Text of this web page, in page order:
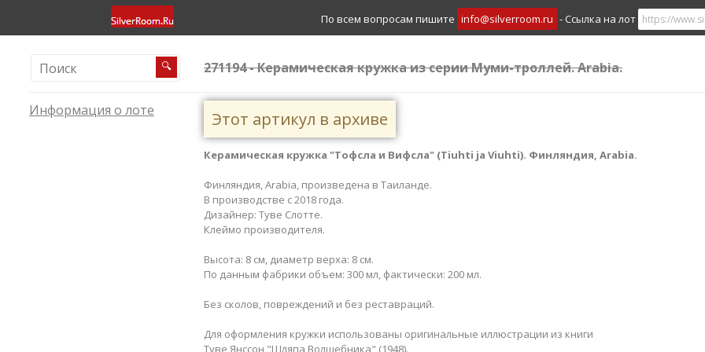
По всем вопросам пишите info@silverroom.ru - Ссылка на лот
🔍 271194 - Керамическая кружка из серии Муми-троллей. Arabia.
Информация о лоте Этот артикул в архиве
Керамическая кружка "Тофсла и Вифсла" (Tiuhti ja Viuhti​). Финляндия, Arabia.
Финляндия, Arabia, произведена в Таиланде.
В производстве с 2018 года.
Дизайнер: Туве Слотте.
Клеймо производителя.
Высота: 8 см, диаметр верха: 8 см.
По данным фабрики объем: 300 мл, фактически: 200 мл.
Без сколов, повреждений и без реставраций.
Для оформления кружки использованы оригинальные иллюстрации из книги
Туве Янссон "Шляпа Волшебника" (1948).